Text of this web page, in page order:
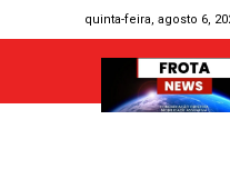
quinta-feira, agosto 6,